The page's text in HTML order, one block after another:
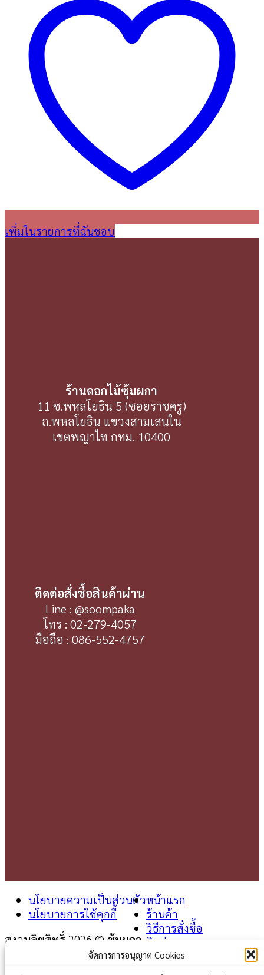
จัดการการอนุญาต Cookies
เพิ่มในรายการที่ฉันชอบ
ร้านดอกไม้ซุ้มผกา
11 ซ.พหลโยธิน 5 (ซอยราชครู)
ถ.พหลโยธิน แขวงสามเสนใน
เขตพญาไท กทม. 10400
ติดต่อสั่งซื้อสินค้าผ่าน
Line : @soompaka
โทร : 02-279-4057
มือถือ : 086-552-4757
นโยบายความเป็นส่วนตัว
นโยบายการใช้คุกกี้
สงวนลิขสิทธิ์ 2026 © ซุ้มผกา
หน้าแรก
ร้านค้า
วิธีการสั่งซื้อ
ติดต่อเรา
Login